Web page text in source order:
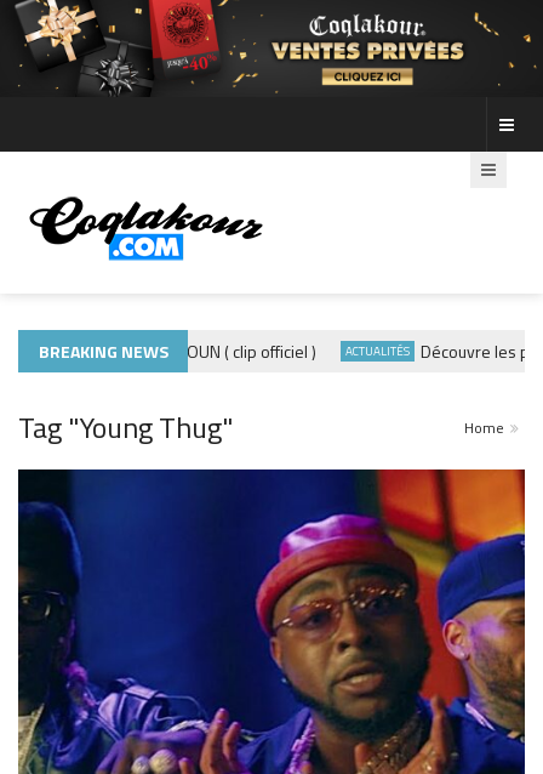
BREAKING NEWS
ADE440 – GRAMOUN ( clip officiel ) ACTUALITÉS Découvre les photos
Tag "Young Thug" Home